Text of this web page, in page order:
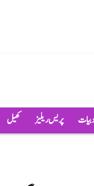
پریس ریلیز کھیل